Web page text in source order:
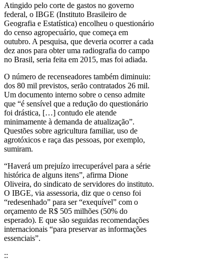
Atingido pelo corte de gastos no governo
federal, o IBGE (Instituto Brasileiro de
Geografia e Estatística) encolheu o questionário
do censo agropecuário, que começa em
outubro. A pesquisa, que deveria ocorrer a cada
dez anos para obter uma radiografia do campo
no Brasil, seria feita em 2015, mas foi adiada.
O número de recenseadores também diminuiu:
dos 80 mil previstos, serão contratados 26 mil.
Um documento interno sobre o censo admite
que “é sensível que a redução do questionário
foi drástica, […] contudo ele atende
minimamente à demanda de atualização”.
Questões sobre agricultura familiar, uso de
agrotóxicos e raça das pessoas, por exemplo,
sumiram.
“Haverá um prejuízo irrecuperável para a série
histórica de alguns itens”, afirma Dione
Oliveira, do sindicato de servidores do instituto.
O IBGE, via assessoria, diz que o censo foi
“redesenhado” para ser “exequível” com o
orçamento de R$ 505 milhões (50% do
esperado). E que são seguidas recomendações
internacionais “para preservar as informações
essenciais”.
::